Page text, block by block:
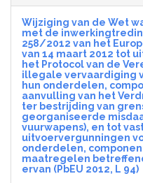
Wijziging van de Wet
met de
258/2012 van het
van 14 maart 2012 tot
het Protocol van de
illegale vervaardiging
hun onderdelen,
aanvulling van het
ter bestrijding van
georganiseerde
vuurwapens), en tot
uitvoervergunningen
onderdelen,
maatregelen
ervan (PbEU 2012, L 94)